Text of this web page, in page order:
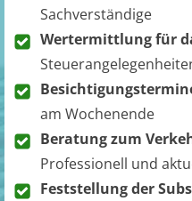
Sachverständige
Wertermittlung für
am Wochenende
Beratung zum
Professionell und
Feststellung der